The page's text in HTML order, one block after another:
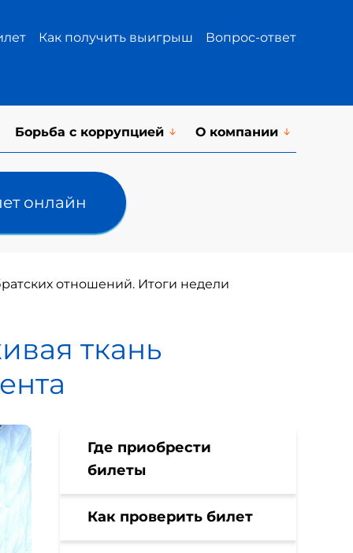
Как получить выигрыш Вопрос-ответ
Борьба с коррупцией О компании
онлайн
отношений. Итоги недели
ткань
Где приобрести
билеты
Как проверить билет